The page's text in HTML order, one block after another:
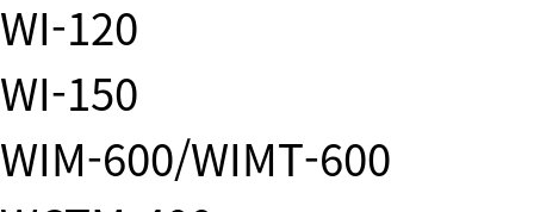
WI-120
WI-150
WIM-600/WIMT-600